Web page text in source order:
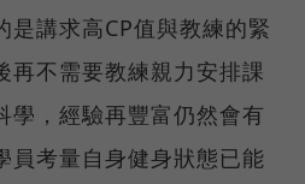
是講求高CP值與教練的緊
再不需要教練親力安排課
學，經驗再豐富仍然會有
員考量自身健身狀態已能